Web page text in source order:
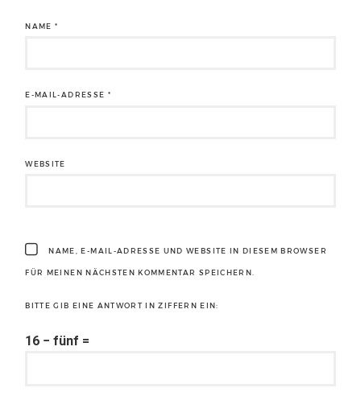
NAME*
E-MAIL-ADRESSE *
WEBSITE
NAME, E-MAIL-ADRESSE UND WEBSITE IN DIESEM BROWSER
FÜR MEINEN NÄCHSTEN KOMMENTAR SPEICHERN.
BITTE GIB EINE ANTWORT IN ZIFFERN EIN:
16 − fünf =